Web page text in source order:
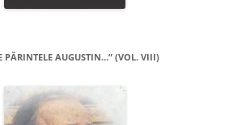
PĂRINTELE AUGUSTIN…” (VOL. VIII)